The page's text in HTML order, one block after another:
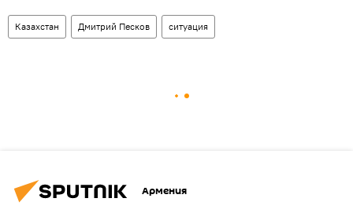
Казахстан Дмитрий Песков ситуация
Армения